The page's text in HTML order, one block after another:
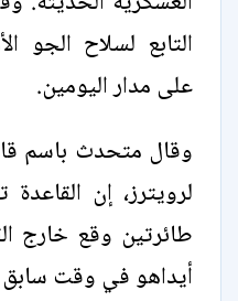
التابع لسلاح الجو
على مدار اليومين.
وقال متحدث باسم
لرويترز، إن
طائرتين وقع خارج
أيداهو في وقت سابق